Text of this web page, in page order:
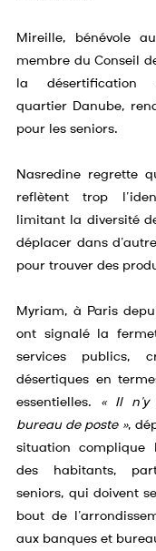
Mireille, bénévole
membre du Conseil
la désertification
quartier Danube,
pour les seniors.
Nasredine regrette
reflètent trop
limitant la diversité
déplacer dans
pour trouver des
Myriam, à Paris
ont signalé la
services publics,
désertiques en
essentielles. « Il
bureau de poste »,
situation complique
des habitants,
seniors, qui doivent
bout de
aux banques et